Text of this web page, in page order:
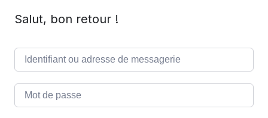
Salut, bon retour !